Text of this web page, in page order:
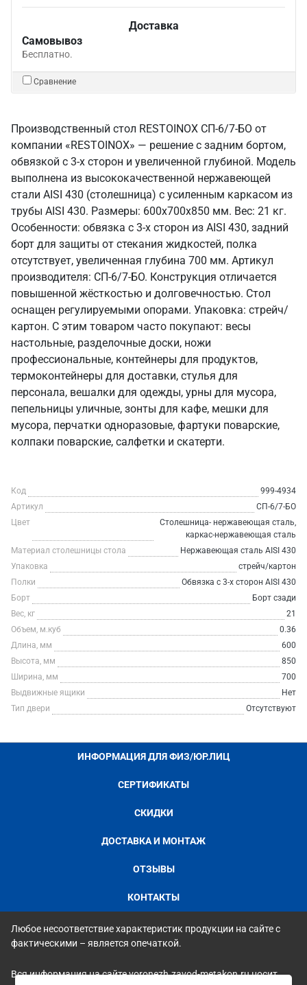
Доставка
Самовывоз
Бесплатно.
Сравнение
Производственный стол RESTOINOX СП-6/7-БО от
компании «RESTOINOX» — решение с задним бортом,
обвязкой с 3-х сторон и увеличенной глубиной. Модель
выполнена из высококачественной нержавеющей
стали AISI 430 (столешница) с усиленным каркасом из
трубы AISI 430. Размеры: 600x700x850 мм. Вес: 21 кг.
Особенности: обвязка с 3-х сторон из AISI 430, задний
борт для защиты от стекания жидкостей, полка
отсутствует, увеличенная глубина 700 мм. Артикул
производителя: СП-6/7-БО. Конструкция отличается
повышенной жёсткостью и долговечностью. Стол
оснащен регулируемыми опорами. Упаковка: стрейч/
картон. С этим товаром часто покупают: весы
настольные, разделочные доски, ножи
профессиональные, контейнеры для продуктов,
термоконтейнеры для доставки, стулья для
персонала, вешалки для одежды, урны для мусора,
пепельницы уличные, зонты для кафе, мешки для
мусора, перчатки одноразовые, фартуки поварские,
колпаки поварские, салфетки и скатерти.
Код
999-4934
Артикул
СП-6/7-БО
Цвет
Столешница- нержавеющая сталь,
каркас-нержавеющая сталь
Материал столешницы стола
Нержавеющая сталь AISI 430
Упаковка
стрейч/картон
Полки
Обвязка с 3-х сторон AISI 430
Борт
Борт сзади
Вес, кг
21
Объем, м.куб
0.36
Длина, мм
600
Высота, мм
850
Ширина, мм
700
Выдвижные ящики
Нет
Тип двери
Отсутствуют
ИНФОРМАЦИЯ ДЛЯ ФИЗ/ЮР.ЛИЦ
СЕРТИФИКАТЫ
СКИДКИ
ДОСТАВКА И МОНТАЖ
ОТЗЫВЫ
КОНТАКТЫ
Любое несоответствие характеристик продукции на сайте с
фактическими – является опечаткой.
Вся информация на сайте voronezh.zavod-metakon.ru носит